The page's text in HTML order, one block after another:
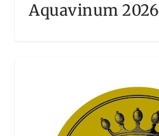
Aquavinum 2026